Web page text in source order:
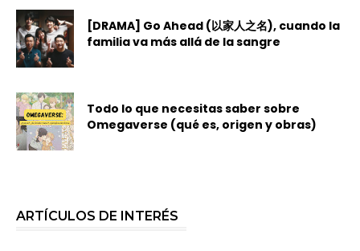
[DRAMA] Go Ahead (以家人之名), cuando la
familia va más allá de la sangre
Todo lo que necesitas saber sobre
Omegaverse (qué es, origen y obras)
ARTÍCULOS DE INTERÉS